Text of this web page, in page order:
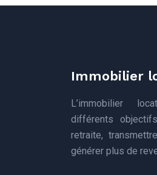
Immobilier
L’immobilier
différents
retraite,
générer plus de